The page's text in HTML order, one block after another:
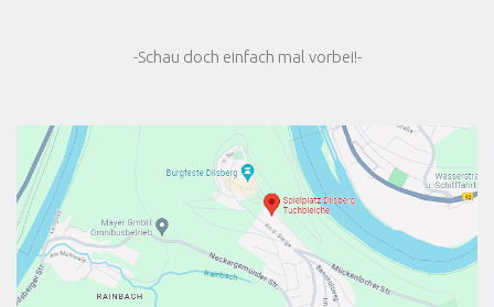
-Schau doch einfach mal vorbei!-